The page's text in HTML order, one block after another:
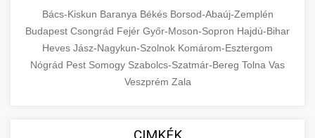
Bács-Kiskun Baranya Békés Borsod-Abaúj-Zemplén
Budapest Csongrád Fejér Győr-Moson-Sopron Hajdú-Bihar
Heves Jász-Nagykun-Szolnok Komárom-Esztergom
Nógrád Pest Somogy Szabolcs-Szatmár-Bereg Tolna Vas
Veszprém Zala